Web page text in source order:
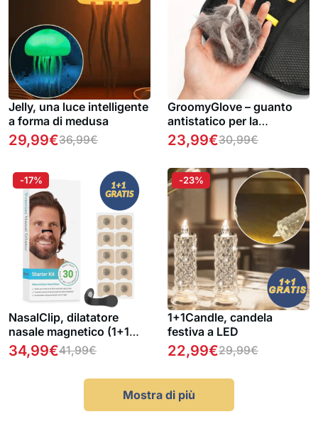
Jelly, una luce intelligente
a forma di medusa
29,99€36,99€
GroomyGlove – guanto
antistatico per la
rimozione dei peli degli
animali domestici
23,99€30,99€
NasalClip, dilatatore
nasale magnetico (1+1
GRATUITO )
34,99€41,99€
-17%
1+1Candle, candela
festiva a LED
22,99€29,99€
-23%
Mostra di più